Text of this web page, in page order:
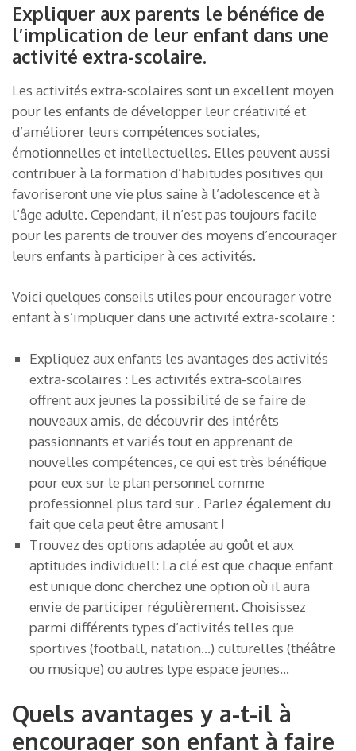
Expliquer aux parents le bénéfice de
l’implication de leur enfant dans une
activité extra-scolaire.
Les activités extra-scolaires sont un excellent moyen
pour les enfants de développer leur créativité et
d’améliorer leurs compétences sociales,
émotionnelles et intellectuelles. Elles peuvent aussi
contribuer à la formation d’habitudes positives qui
favoriseront une vie plus saine à l’adolescence et à
l’âge adulte. Cependant, il n’est pas toujours facile
pour les parents de trouver des moyens d’encourager
leurs enfants à participer à ces activités.
Voici quelques conseils utiles pour encourager votre
enfant à s’impliquer dans une activité extra-scolaire :
Expliquez aux enfants les avantages des activités
extra-scolaires : Les activités extra-scolaires
offrent aux jeunes la possibilité de se faire de
nouveaux amis, de découvrir des intérêts
passionnants et variés tout en apprenant de
nouvelles compétences, ce qui est très bénéfique
pour eux sur le plan personnel comme
professionnel plus tard sur . Parlez également du
fait que cela peut être amusant !
Trouvez des options adaptée au goût et aux
aptitudes individuell: La clé est que chaque enfant
est unique donc cherchez une option où il aura
envie de participer régulièrement. Choisissez
parmi différents types d’activités telles que
sportives (football, natation…) culturelles (théâtre
ou musique) ou autres type espace jeunes…
Quels avantages y a-t-il à
encourager son enfant à faire